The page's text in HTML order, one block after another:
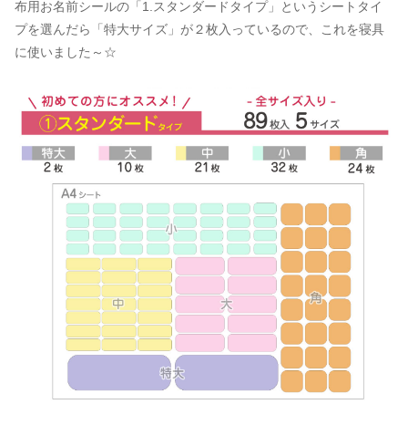
布用お名前シールの「1.スタンダードタイプ」というシートタイ
プを選んだら「特大サイズ」が２枚入っているので、これを寝具
に使いました～☆